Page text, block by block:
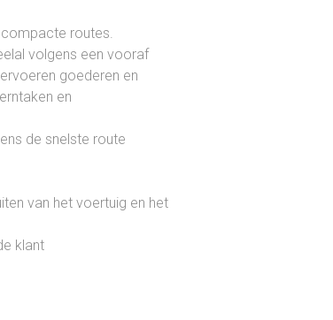
compacte routes.
volgens een vooraf
goederen en
en
de snelste route
van het voertuig en het
klant